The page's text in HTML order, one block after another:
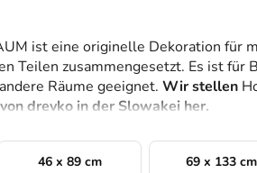
ist eine originelle Dekoration für
Teilen zusammengesetzt. Es ist für
Räume geeignet. Wir stellen
drevko in der Slowakei her.
46 x 89 cm 69 x 133 cm